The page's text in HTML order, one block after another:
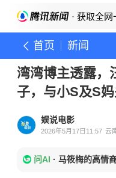
· 获取全
首页 新闻
湾湾博主透露，
子，与小S及S
娱说电影
2026年5月17日11:57 云
问AI · 马筱梅的高情